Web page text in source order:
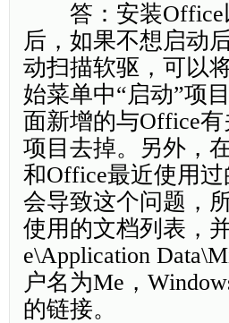
答：安装Office
后，如果不想启动
动扫描软驱，可以
始菜单中“启动”项
面新增的与Office有
项目去掉。另外，
和Office最近使用
会导致这个问题，
使用的文档列表，
e\Application
户名为Me，
的链接。